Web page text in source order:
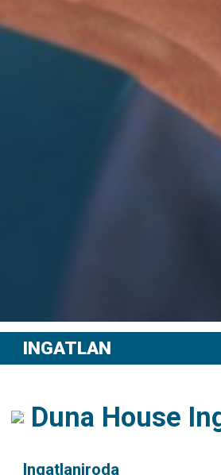
INGATLAN
Duna House
Ingatlaniroda